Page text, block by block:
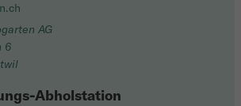
AG
6
Abholstation